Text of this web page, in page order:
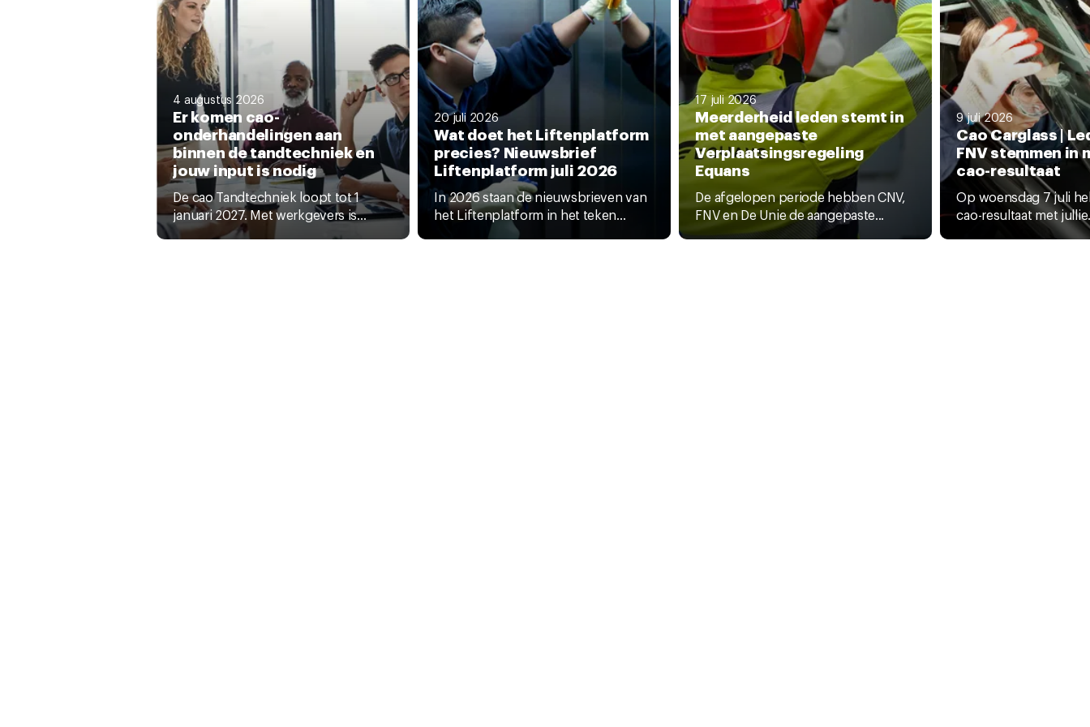
4 augustus 2026
Er komen cao-
onderhandelingen aan
binnen de tandtechniek en
jouw input is nodig
De cao Tandtechniek loopt tot 1
januari 2027. Met werkgevers is...
20 juli 2026
Wat doet het Liftenplatform
precies? Nieuwsbrief
Liftenplatform juli 2026
In 2026 staan de nieuwsbrieven van
het Liftenplatform in het teken...
17 juli 2026
Meerderheid leden stemt in
met aangepaste
Verplaatsingsregeling
Equans
De afgelopen periode hebben CNV,
FNV en De Unie de aangepaste...
9 juli 2026
Cao Carglass |
FNV stemmen in
cao-resultaat
Op woensdag 7 juli
cao-resultaat met